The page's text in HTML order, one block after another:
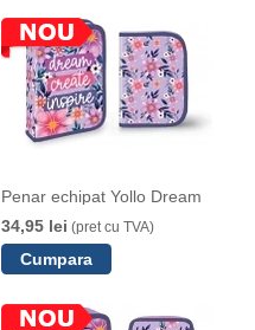
Penar echipat Yollo Dream
34,95 lei (pret cu TVA)